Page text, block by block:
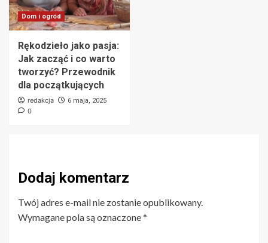
Dom i ogród
Rękodzieło jako pasja:
Jak zacząć i co warto
tworzyć? Przewodnik
dla początkujących
redakcja 6 maja, 2025
0
Dodaj komentarz
Twój adres e-mail nie zostanie opublikowany.
Wymagane pola są oznaczone*